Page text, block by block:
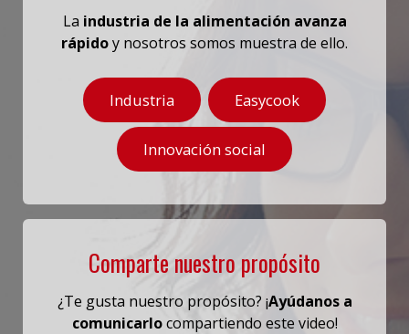
La industria de la alimentación avanza
rápidoy nosotros somos muestra de ello.
Industria Easycook
Innovación social
Comparte nuestro propósito
¿Te gusta nuestro propósito? ¡Ayúdanos a
comunicarlocompartiendo este video!